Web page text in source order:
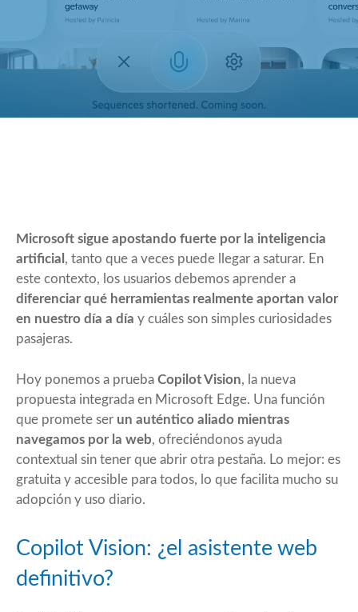
Microsoft sigue apostando fuerte por la inteligencia
artificial , tanto que a veces puede llegar a saturar. En
este contexto, los usuarios debemos aprender a
diferenciar qué herramientas realmente aportan valor
en nuestro día a día y cuáles son simples curiosidades
pasajeras.
Hoy ponemos a prueba Copilot Vision, la nueva
propuesta integrada en Microsoft Edge. Una función
que promete ser un auténtico aliado mientras
navegamos por la web, ofreciéndonos ayuda
contextual sin tener que abrir otra pestaña. Lo mejor: es
gratuita y accesible para todos, lo que facilita mucho su
adopción y uso diario.
Copilot Vision: ¿el asistente web
definitivo?